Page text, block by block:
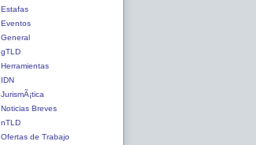
Estafas
Eventos
General
gTLD
Herramientas
IDN
JurismÃ¡tica
Noticias Breves
nTLD
Ofertas de Trabajo